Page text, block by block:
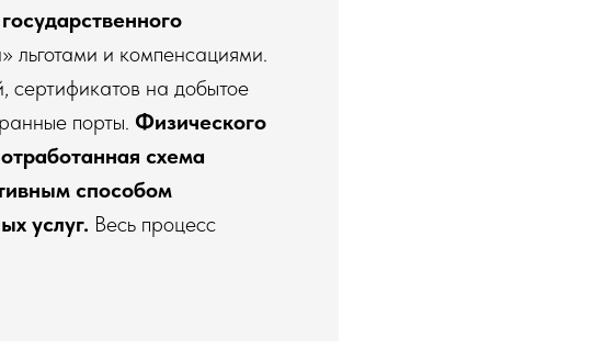
льготами и компенсациями.
сертификатов на добытое
порты. Физического
схема
способом
услуг. Весь процесс